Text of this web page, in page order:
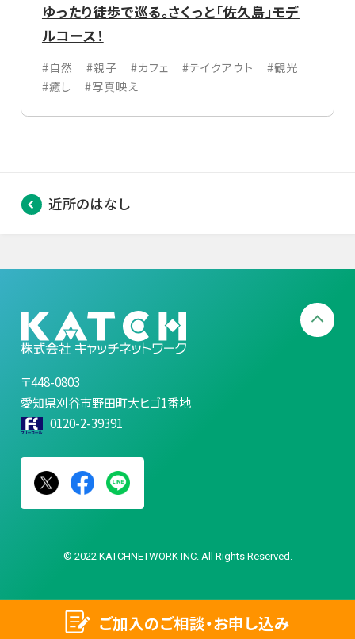
ゆったり徒歩で巡る。さくっと「佐久島」モデ
ルコース！
#自然 #親子 #カフェ #テイクアウト
#観光
#癒し
#写真映え
近所のはなし
〒448-0803
愛知県刈谷市野田町大ヒゴ1番地
0120-2-39391
© 2022 KATCHNETWORK INC. All Rights Reserved.
ご加入のご相談・お申し込み